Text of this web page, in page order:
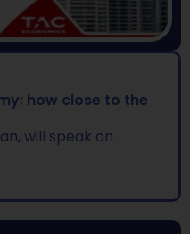
how close to the
will speak on